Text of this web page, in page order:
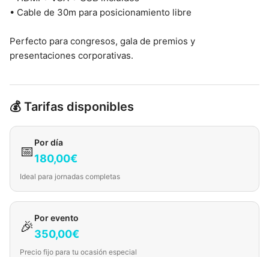
• Cable de 30m para posicionamiento libre
Perfecto para congresos, gala de premios y
presentaciones corporativas.
💰 Tarifas disponibles
📅
Por día
180,00€
Ideal para jornadas completas
🎉
Por evento
350,00€
Precio fijo para tu ocasión especial